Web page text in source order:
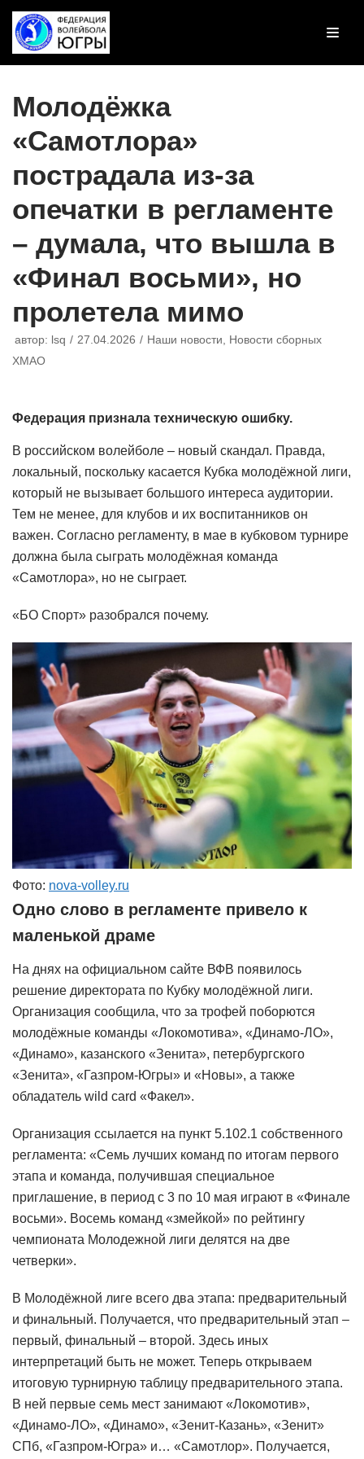
Перейти
к
Молодёжка
«Самотлора»
пострадала из-за
опечатки в регламенте
– думала, что вышла в
«Финал восьми», но
пролетела мимо
автор: lsq 27.04.2026 Наши новости
Новости сборных
ХМАО
Федерация признала техническую ошибку.
В российском волейболе – новый скандал. Правда,
локальный, поскольку касается Кубка молодёжной лиги,
который не вызывает большого интереса аудитории.
Тем не менее, для клубов и их воспитанников он
важен. Согласно регламенту, в мае в кубковом турнире
должна была сыграть молодёжная команда
«Самотлора», но не сыграет.
«БО Спорт» разобрался почему.
Фото: nova-volley.ru
Одно слово в регламенте привело к
маленькой драме
На днях на официальном сайте ВФВ появилось
решение директората по Кубку молодёжной лиги.
Организация сообщила, что за трофей поборются
молодёжные команды «Локомотива», «Динамо-ЛО»,
«Динамо», казанского «Зенита», петербургского
«Зенита», «Газпром-Югры» и «Новы», а также
обладатель wild card «Факел».
Организация ссылается на пункт 5.102.1 собственного
регламента: «Семь лучших команд по итогам первого
этапа и команда, получившая специальное
приглашение, в период с 3 по 10 мая играют в «Финале
восьми». Восемь команд «змейкой» по рейтингу
чемпионата Молодежной лиги делятся на две
четверки».
В Молодёжной лиге всего два этапа: предварительный
и финальный. Получается, что предварительный этап –
первый, финальный – второй. Здесь иных
интерпретаций быть не может. Теперь открываем
итоговую турнирную таблицу предварительного этапа.
В ней первые семь мест занимают «Локомотив»,
«Динамо-ЛО», «Динамо», «Зенит-Казань», «Зенит»
СПб, «Газпром-Югра» и… «Самотлор». Получается,